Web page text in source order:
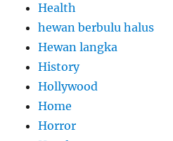
Health
hewan berbulu halus
Hewan langka
History
Hollywood
Home
Horror